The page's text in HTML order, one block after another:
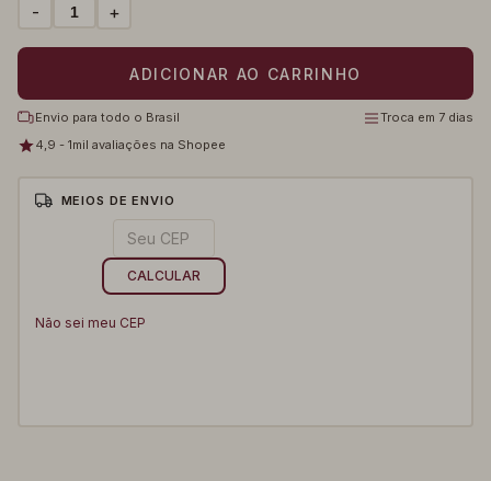
- +
Envio para todo o Brasil
Troca em 7 dias
4,9 - 1mil avaliações na Shopee
MEIOS DE ENVIO
CALCULAR
Não sei meu CEP